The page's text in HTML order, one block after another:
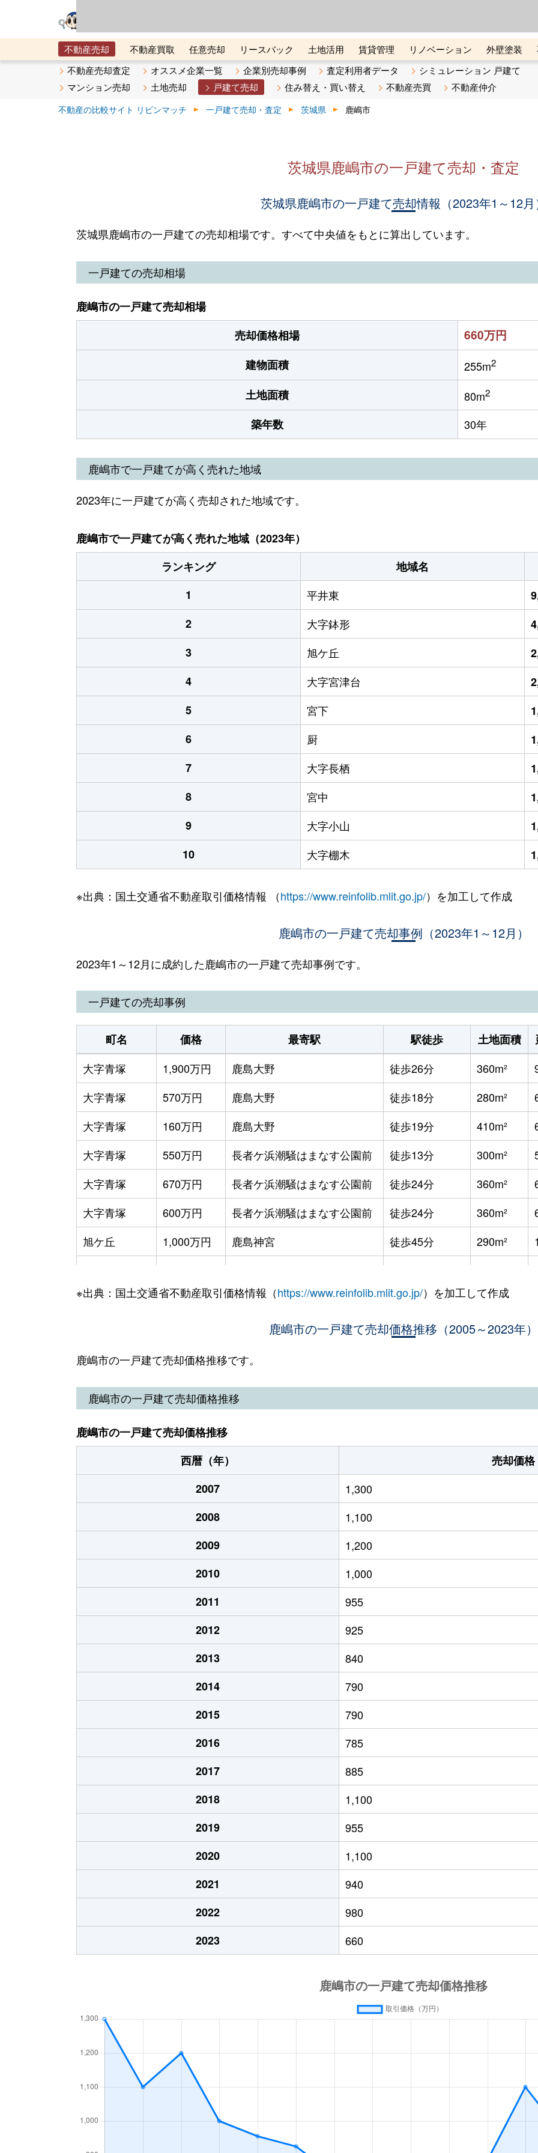
不動産売却 不動産買取 任意売却 リースバック 土地活用 賃貸管理 リノベーション 外壁塗装
メタ住宅展示場
ベスト不動産カンパニー オンライン講座 リビンマガジンBiz 不動産売却ご相談デスク
不動産売却査定 オススメ企業一覧 企業別売却事例 査定利用者データ
シミュレーション 戸建て
マンション売却
土地売却 戸建て売却 住み替え・買い替え 不動産売買 不動産仲介
不動産の比較サイト リビンマッチ 一戸建て売却・査定 茨城県 鹿嶋市
茨城県鹿嶋市の一戸建て売却・査定
茨城県鹿嶋市の一戸建て売却情報（2023年1～12月
茨城県鹿嶋市の一戸建ての売却相場です。すべて中央値をもとに算出しています。
一戸建ての売却相場
鹿嶋市の一戸建て売却相場
売却価格相場
660万円
建物面積 255m2
土地面積 80m2
築年数 30年
鹿嶋市で一戸建てが高く売れた地域
2023年に一戸建てが高く売却された地域です。
鹿嶋市で一戸建てが高く売れた地域（2023年）
ランキング
地域名
1
平井東
2
大字鉢形
3
旭ケ丘
4
大字宮津台
5
宮下
6
厨
7
大字長栖
8
宮中
9
大字小山
10
大字棚木
※出典：国土交通省不動産取引価格情報 （https://www.reinfolib.mlit.go.jp/）を加工して作成
鹿嶋市の一戸建て売却事例（2023年1～12月）
2023年1～12月に成約した鹿嶋市の一戸建て売却事例です。
一戸建ての売却事例
町名 価格 最寄駅 駅徒歩 土地面積
大字青塚
1,900万円 鹿島大野 徒歩26分 360m²
大字青塚
570万円 鹿島大野 徒歩18分 280m²
大字青塚
160万円 鹿島大野 徒歩19分 410m²
大字青塚
550万円 長者ケ浜潮騒はまなす公園前 徒歩13分 300m²
大字青塚
670万円 長者ケ浜潮騒はまなす公園前 徒歩24分 360m²
大字青塚
600万円 長者ケ浜潮騒はまなす公園前 徒歩24分 360m²
旭ケ丘
1,000万円 鹿島神宮 徒歩45分 290m²
大字荒井
1,500万円 鹿島大野 徒歩4分 270m²
鹿島大野 徒歩11分 380m²
大字荒井
950万円 鹿島大野
大字荒井
650万円 鹿島大野 徒歩4分 380m²
大字荒井
1,200万円 鹿島大野 徒歩5分 330m²
大字荒井
250万円 鹿島大野 徒歩6分 230m²
大字荒井
980万円 鹿島大野 徒歩11分 290m²
大字大船津
200万円 鹿島神宮 徒歩20分 165m²
大字大船津
1,800万円 鹿島神宮 徒歩15分 310m²
大字和
150万円 鹿島大野 徒歩45分 290m²
大字和
1,200万円 鹿島大野 徒歩4分 330m²
大字和
450万円 鹿島大野 徒歩13分 180m²
大字和
600万円 鹿島大野 徒歩18分 165m²
大字和
630万円 鹿島大野 徒歩11分 165m²
大字和
60万円 鹿島大野 徒歩15分 170m²
大字和
150万円 鹿島大野 徒歩26分 340m²
大字和
1,100万円 長者ケ浜潮騒はまなす公園前 徒歩20分 460m²
大字宮中
940万円 鹿島神宮 徒歩45分 180m²
大字宮中
250万円 鹿島神宮 徒歩29分 130m²
大字宮中
230万円 鹿島神宮 徒歩24分 240m²
宮中
2,300万円 鹿島神宮 徒歩14分 460m²
1,500万円
徒歩15分 500m²
厨
1,100万円 鹿島神宮 徒歩14分 185m²
大字荒野
680万円
200万円
荒野台 115m²
※出典：国土交通省不動産取引価格情報（https://www.reinfolib.mlit.go.jp/）を加工して作成
鹿嶋市の一戸建て売却価格推移（2005～2023年）
鹿嶋市の一戸建て売却価格推移です。
鹿嶋市の一戸建て売却価格推移
鹿嶋市の一戸建て売却価格推移
西暦（年）
売却価格
2007
1,300
2008
1,100
2009
1,200
2010
1,000
2011
955
2012
925
2013
840
2014
790
2015
790
2016
785
2017
885
2018
1,100
2019
955
2020
1,100
2021
940
2022
980
2023
660